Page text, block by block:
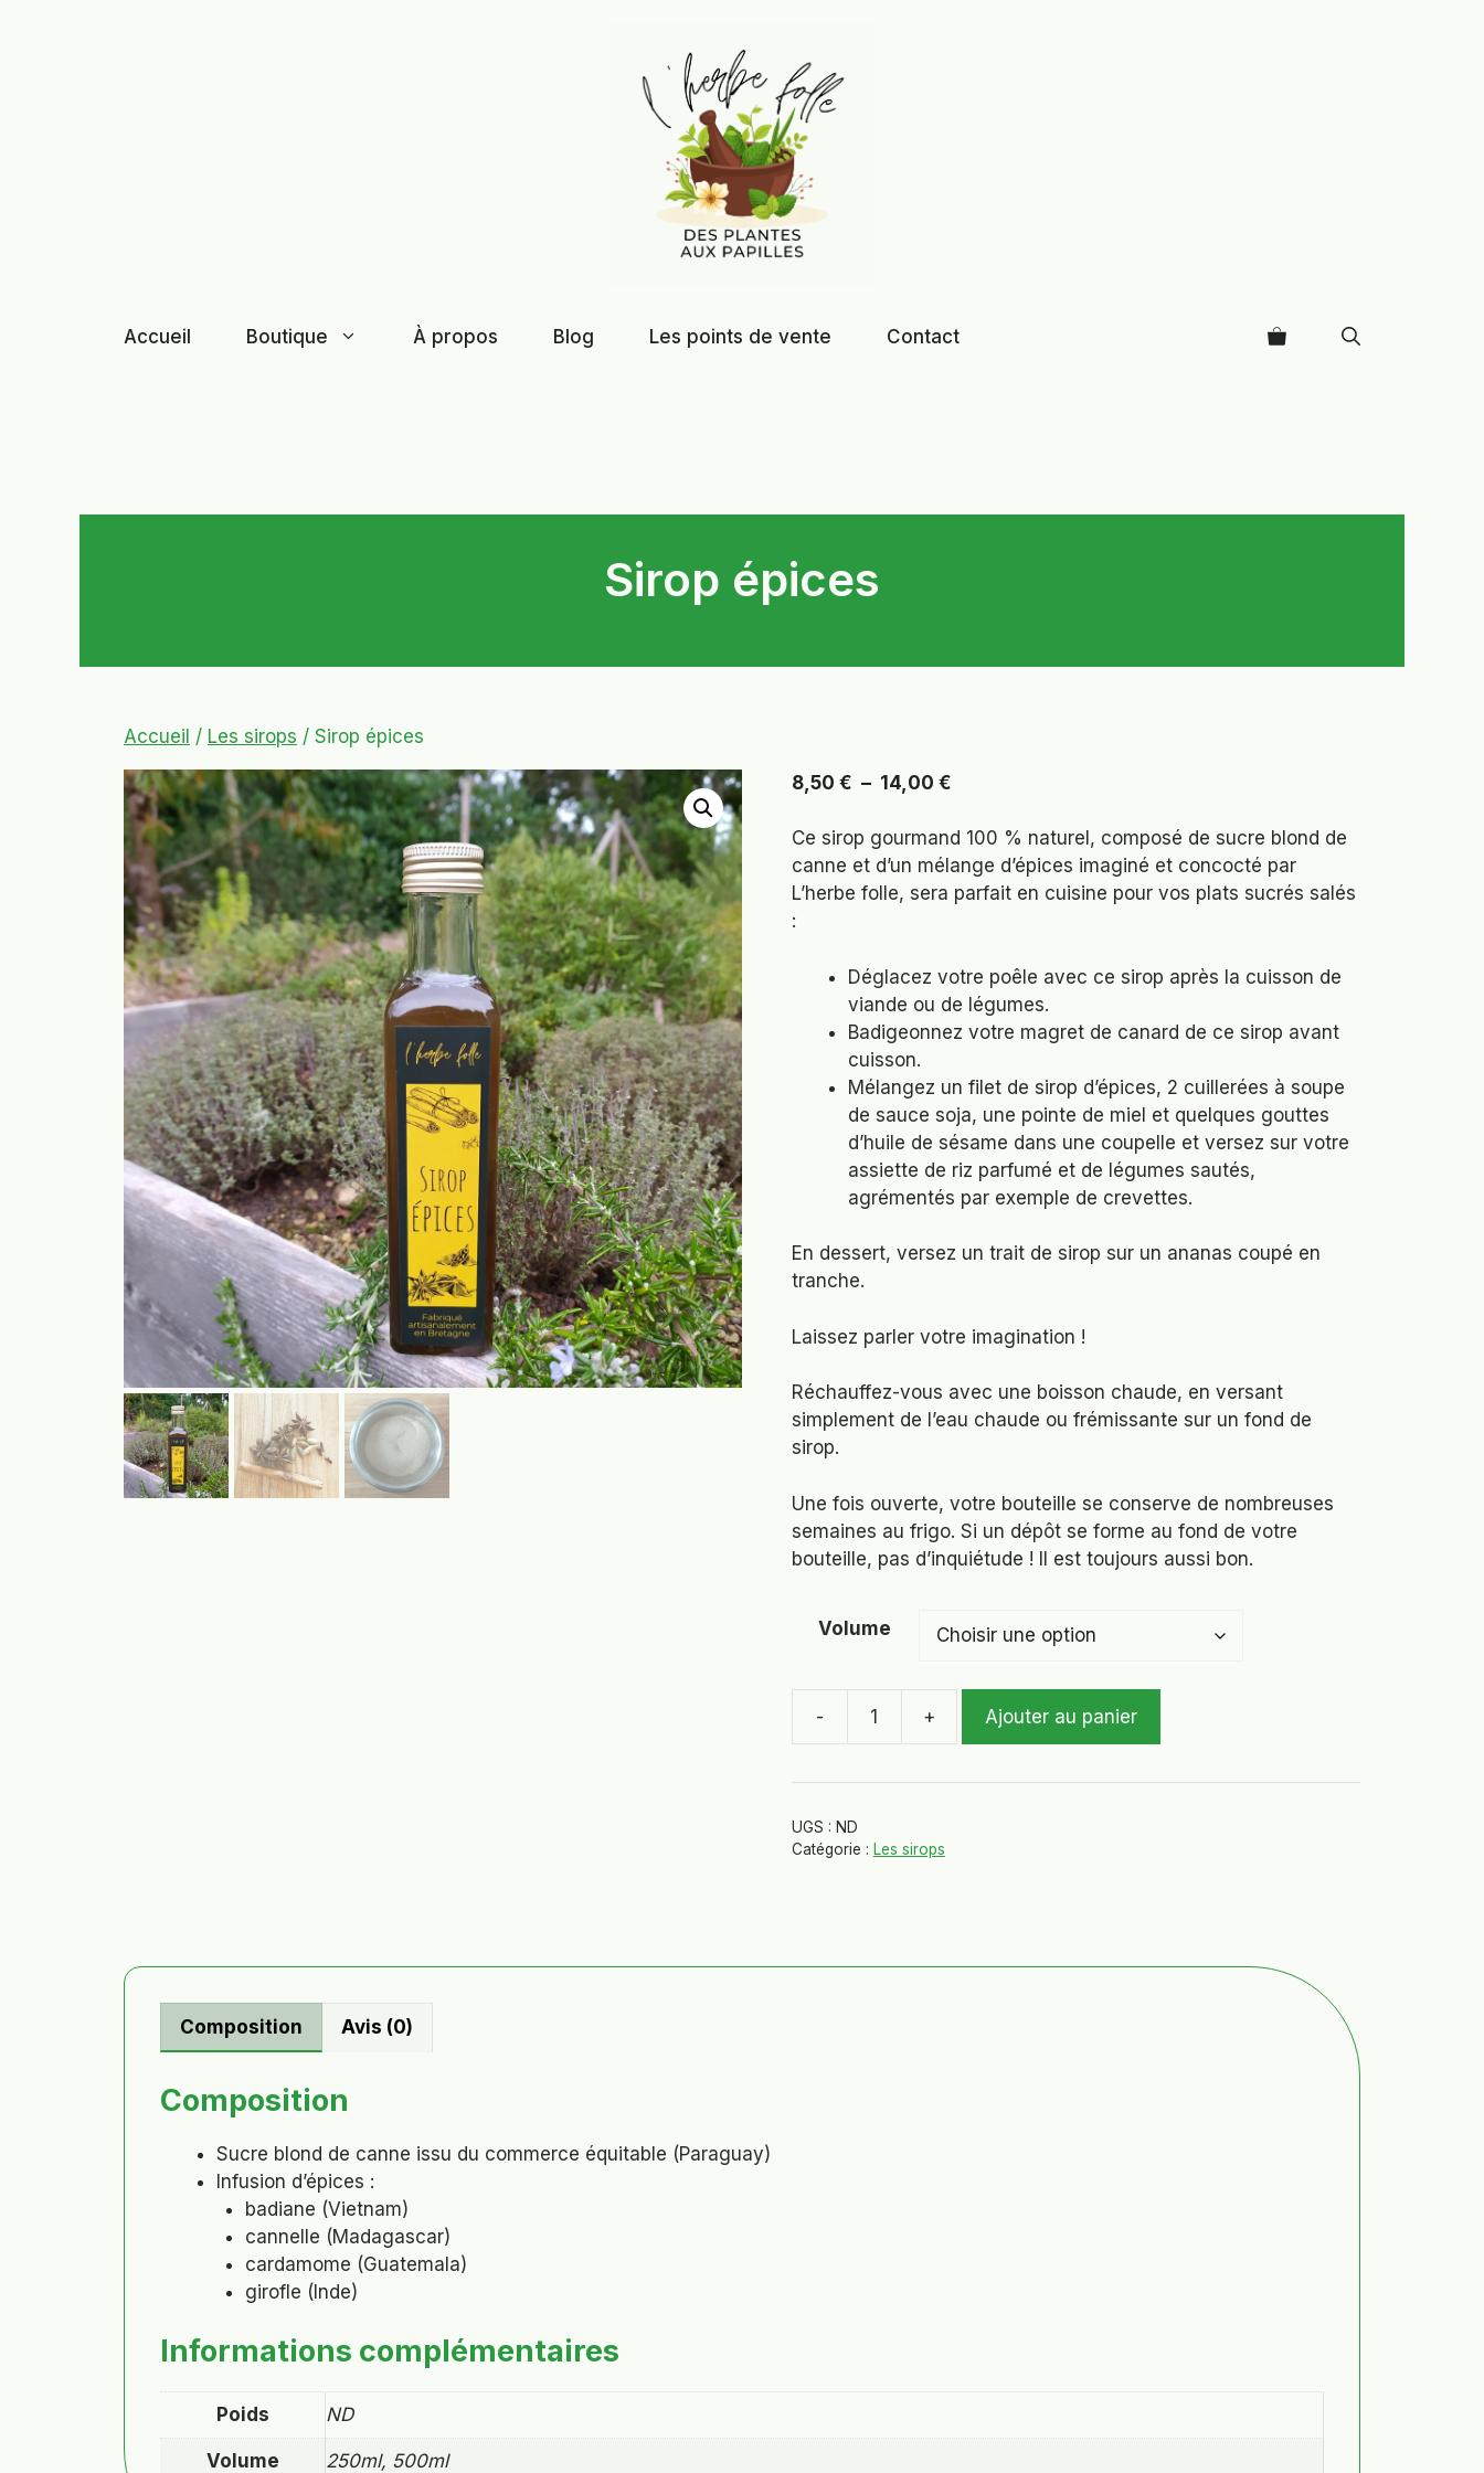
Accueil Boutique À propos Blog Les points de vente Contact
Sirop épices
Accueil / Les sirops / Sirop épices
8,50 € – 14,00 €Plage
prix :
8,50 €
à
Ce sirop gourmand 100 % naturel, composé de sucre blond de
canne et d’un mélange d’épices imaginé et concocté par
L’herbe folle, sera parfait en cuisine pour vos plats sucrés salés
:
Déglacez votre poêle avec ce sirop après la cuisson de
viande ou de légumes.
Badigeonnez votre magret de canard de ce sirop avant
cuisson.
Mélangez un filet de sirop d’épices, 2 cuillerées à soupe
de sauce soja, une pointe de miel et quelques gouttes
d’huile de sésame dans une coupelle et versez sur votre
assiette de riz parfumé et de légumes sautés,
agrémentés par exemple de crevettes.
En dessert, versez un trait de sirop sur un ananas coupé en
tranche.
Laissez parler votre imagination !
Réchauffez-vous avec une boisson chaude, en versant
simplement de l’eau chaude ou frémissante sur un fond de
sirop.
Une fois ouverte, votre bouteille se conserve de nombreuses
semaines au frigo. Si un dépôt se forme au fond de votre
bouteille, pas d’inquiétude ! Il est toujours aussi bon.
Volume
-
Sirop
+ Ajouter au panier
UGS : ND
Catégorie : Les sirops
Composition Avis (0)
Composition
Sucre blond de canne issu du commerce équitable (Paraguay)
Infusion d’épices :
badiane (Vietnam)
cannelle (Madagascar)
cardamome (Guatemala)
girofle (Inde)
Informations complémentaires
Poids ND
Volume 250ml, 500ml